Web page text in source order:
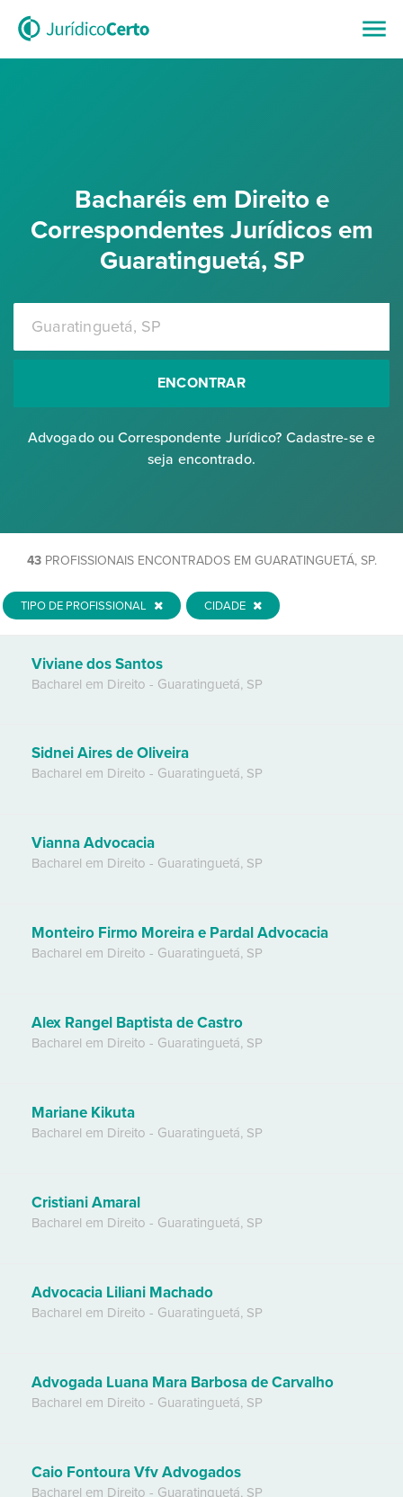
Bacharéis em Direito e
Correspondentes Jurídicos em
Guaratinguetá, SP
ENCONTRAR
Advogado ou Correspondente Jurídico? Cadastre-se e
seja encontrado.
43PROFISSIONAIS ENCONTRADOS EM GUARATINGUETÁ, SP.
TIPO DE PROFISSIONAL CIDADE
Viviane dos Santos
Bacharel em Direito - Guaratinguetá, SP
Sidnei Aires de Oliveira
Bacharel em Direito - Guaratinguetá, SP
Vianna Advocacia
Bacharel em Direito - Guaratinguetá, SP
Monteiro Firmo Moreira e Pardal Advocacia
Bacharel em Direito - Guaratinguetá, SP
Alex Rangel Baptista de Castro
Bacharel em Direito - Guaratinguetá, SP
Mariane Kikuta
Bacharel em Direito - Guaratinguetá, SP
Cristiani Amaral
Bacharel em Direito - Guaratinguetá, SP
Advocacia Liliani Machado
Bacharel em Direito - Guaratinguetá, SP
Advogada Luana Mara Barbosa de Carvalho
Bacharel em Direito - Guaratinguetá, SP
Caio Fontoura Vfv Advogados
Bacharel em Direito - Guaratinguetá, SP